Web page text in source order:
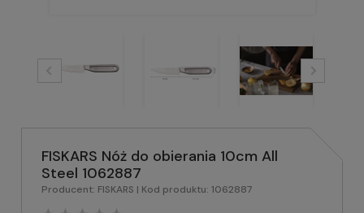
FISKARS Nóż do obierania 10cm All
Steel 1062887
Producent: FISKARS | Kod produktu: 1062887